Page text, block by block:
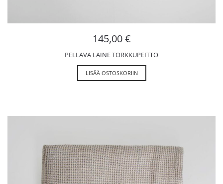
145,00€
PELLAVA LAINE TORKKUPEITTO
LISÄÄ OSTOSKORIIN